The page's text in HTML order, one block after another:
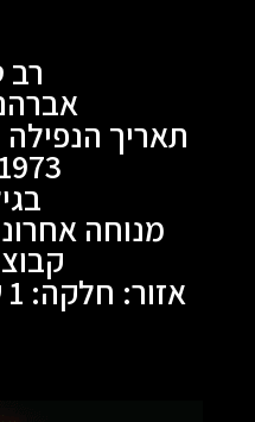
רב
תאריך
מנוחה
אזור: חלקה: 1 שורה: 1 קבר : 12